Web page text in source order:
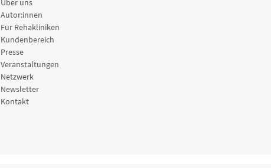
Über uns
Autor:innen
Für Rehakliniken
Kundenbereich
Presse
Veranstaltungen
Netzwerk
Newsletter
Kontakt